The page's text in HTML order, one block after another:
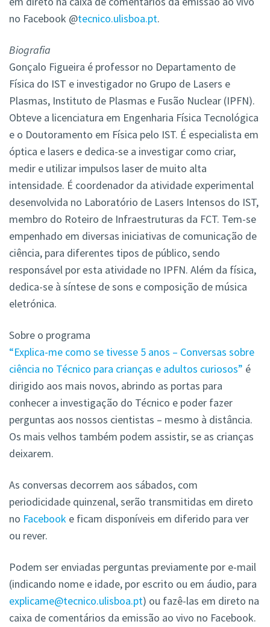
no Facebook @tecnico.ulisboa.pt.
Biografia
Gonçalo Figueira é professor no Departamento de
Física do IST e investigador no Grupo de Lasers e
Plasmas, Instituto de Plasmas e Fusão Nuclear (IPFN).
Obteve a licenciatura em Engenharia Física Tecnológica
e o Doutoramento em Física pelo IST. É especialista em
óptica e lasers e dedica-se a investigar como criar,
medir e utilizar impulsos laser de muito alta
intensidade. É coordenador da atividade experimental
desenvolvida no Laboratório de Lasers Intensos do IST,
membro do Roteiro de Infraestruturas da FCT. Tem-se
empenhado em diversas iniciativas de comunicação de
ciência, para diferentes tipos de público, sendo
responsável por esta atividade no IPFN. Além da física,
dedica-se à síntese de sons e composição de música
eletrónica.
Sobre o programa
“Explica-me como se tivesse 5 anos – Conversas sobre
ciência no Técnico para crianças e adultos curiosos” é
dirigido aos mais novos, abrindo as portas para
conhecer a investigação do Técnico e poder fazer
perguntas aos nossos cientistas – mesmo à distância.
Os mais velhos também podem assistir, se as crianças
deixarem.
As conversas decorrem aos sábados, com
periodicidade quinzenal, serão transmitidas em direto
no Facebook e ficam disponíveis em diferido para ver
ou rever.
Podem ser enviadas perguntas previamente por e-mail
(indicando nome e idade, por escrito ou em áudio, para
explicame@tecnico.ulisboa.pt) ou fazê-las em direto na
caixa de comentários da emissão ao vivo no Facebook.